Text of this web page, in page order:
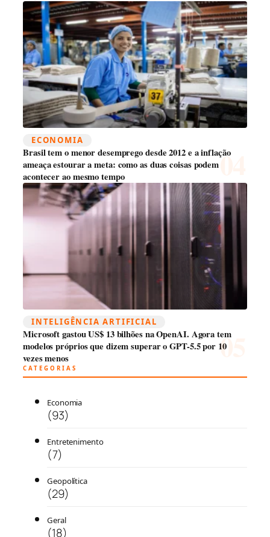
ECONOMIA
Brasil tem o menor desemprego desde 2012 e a inflação
ameaça estourar a meta: como as duas coisas podem
acontecer ao mesmo tempo
INTELIGÊNCIA ARTIFICIAL
Microsoft gastou US$ 13 bilhões na OpenAI. Agora tem
modelos próprios que dizem superar o GPT-5.5 por 10
vezes menos
CATEGORIAS
Economia
(93)
Entretenimento
(7)
Geopolítica
(29)
Geral
(18)